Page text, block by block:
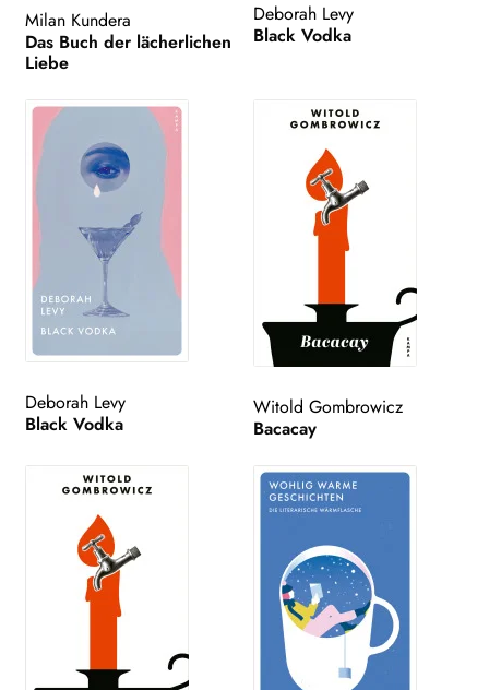
Milan Kundera
Das Buch der lächerlichen
Liebe
Deborah Levy
Black Vodka
Deborah Levy
Black Vodka
Witold Gombrowicz
Bacacay